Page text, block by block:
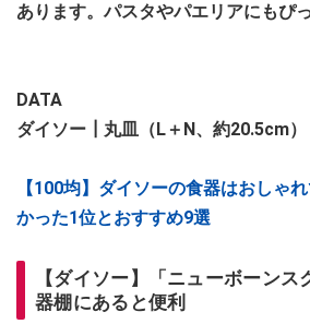
あります。パスタやパエリアにもぴ
DATA
ダイソー┃丸皿（L＋N、約20.5cm）
【100均】ダイソーの食器はおしゃ
かった1位とおすすめ9選
【ダイソー】「ニューボーンス
器棚にあると便利